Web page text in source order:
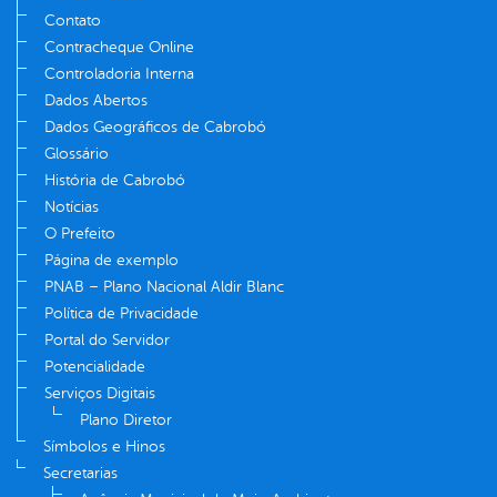
Contato
Contracheque Online
Controladoria Interna
Dados Abertos
Dados Geográficos de Cabrobó
Glossário
História de Cabrobó
Notícias
O Prefeito
Página de exemplo
PNAB – Plano Nacional Aldir Blanc
Política de Privacidade
Portal do Servidor
Potencialidade
Serviços Digitais
Plano Diretor
Símbolos e Hinos
Secretarias